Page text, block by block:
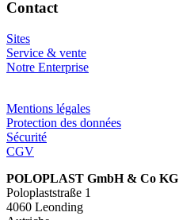
Contact
Sites
Service & vente
Notre Enterprise
Mentions légales
Protection des données
Sécurité
CGV
POLOPLAST GmbH & Co KG
Poloplaststraße 1
4060 Leonding